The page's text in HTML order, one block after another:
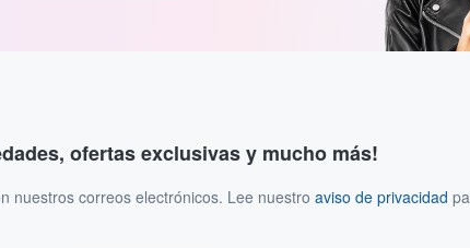
ofertas exclusivas y mucho más!
nuestros correos electrónicos. Lee nuestro aviso de privacidad